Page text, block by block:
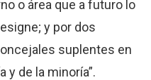
o área que a futuro lo
y por dos
suplentes en
y de la minoría”.